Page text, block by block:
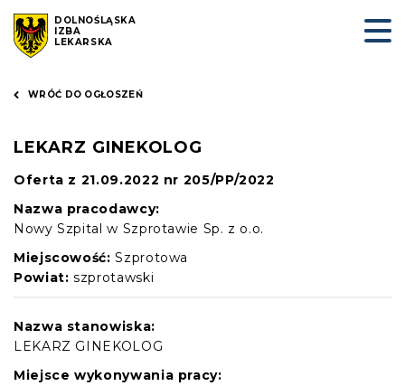
DOLNOŚLĄSKA
IZBA
LEKARSKA
WRÓĆ DO OGŁOSZEŃ
LEKARZ GINEKOLOG
Oferta z 21.09.2022 nr 205/PP/2022
Nazwa pracodawcy:
Nowy Szpital w Szprotawie Sp. z o.o.
Miejscowość: Szprotowa
Powiat: szprotawski
Nazwa stanowiska:
LEKARZ GINEKOLOG
Miejsce wykonywania pracy: